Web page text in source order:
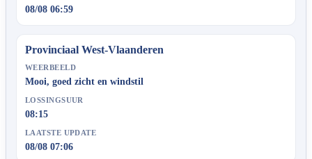
08/08 06:59
Provinciaal West-Vlaanderen
WEERBEELD
Mooi, goed zicht en windstil
LOSSINGSUUR
08:15
LAATSTE UPDATE
08/08 07:06